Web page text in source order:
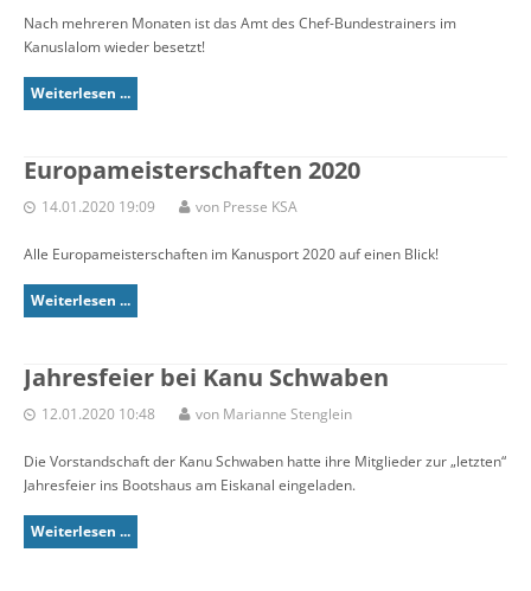
Nach mehreren Monaten ist das Amt des Chef-Bundestrainers im
Kanuslalom wieder besetzt!
Weiterlesen ...
Europameisterschaften 2020
14.01.2020 19:09 von Presse KSA
Alle Europameisterschaften im Kanusport 2020 auf einen Blick!
Weiterlesen ...
Jahresfeier bei Kanu Schwaben
12.01.2020 10:48 von Marianne Stenglein
Die Vorstandschaft der Kanu Schwaben hatte ihre Mitglieder zur „letzten“
Jahresfeier ins Bootshaus am Eiskanal eingeladen.
Weiterlesen ...